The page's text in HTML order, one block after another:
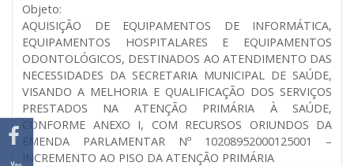
Objeto:
AQUISIÇÃO DE EQUIPAMENTOS DE INFORMÁTICA,
EQUIPAMENTOS HOSPITALARES E EQUIPAMENTOS
ODONTOLÓGICOS, DESTINADOS AO ATENDIMENTO DAS
NECESSIDADES DA SECRETARIA MUNICIPAL DE SAÚDE,
VISANDO A MELHORIA E QUALIFICAÇÃO DOS SERVIÇOS
PRESTADOS NA ATENÇÃO PRIMÁRIA À SAÚDE,
CONFORME ANEXO I, COM RECURSOS ORIUNDOS DA
EMENDA PARLAMENTAR Nº 10208952000125001 –
INCREMENTO AO PISO DA ATENÇÃO PRIMÁRIA